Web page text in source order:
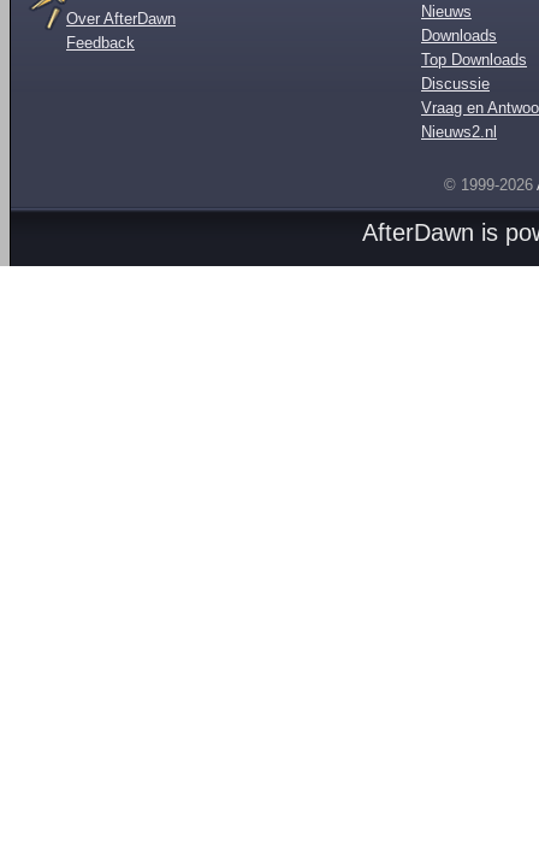
Over AfterDawn
Feedback
Nieuws
Downloads
Top Downloads
Discussie
Vraag en
Nieuws2.nl
© 1999-2026
AfterDawn is